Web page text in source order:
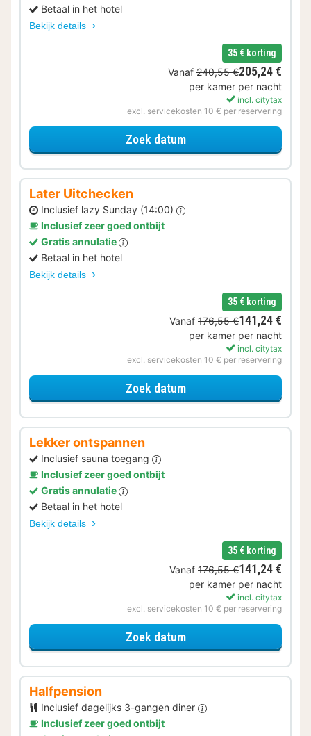
Betaal in het hotel
Bekijk details
35 € korting
Vanaf 240,55 €205,24 €
per kamer per nacht
incl. citytax
excl. servicekosten 10 € per reservering
Zoek datumvoor Verblijf & Diner
Later Uitchecken
Inclusief lazy Sunday (14:00)
Inclusief zeer goed ontbijt
Gratis annulatie
Betaal in het hotel
Bekijk details
35 € korting
Vanaf 176,55 €141,24 €
per kamer per nacht
incl. citytax
excl. servicekosten 10 € per reservering
Zoek datumvoor Later Uitchecken
Lekker ontspannen
Inclusief sauna toegang
Inclusief zeer goed ontbijt
Gratis annulatie
Betaal in het hotel
Bekijk details
35 € korting
Vanaf 176,55 €141,24 €
per kamer per nacht
incl. citytax
excl. servicekosten 10 € per reservering
Zoek datumvoor Lekker ontspannen
Halfpension
Inclusief dagelijks 3-gangen diner
Inclusief zeer goed ontbijt